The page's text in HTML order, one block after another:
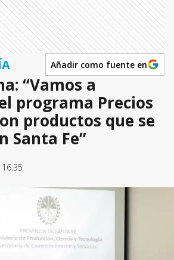
Añadir como fuente en
“Vamos a
programa Precios
productos que se
Santa Fe”